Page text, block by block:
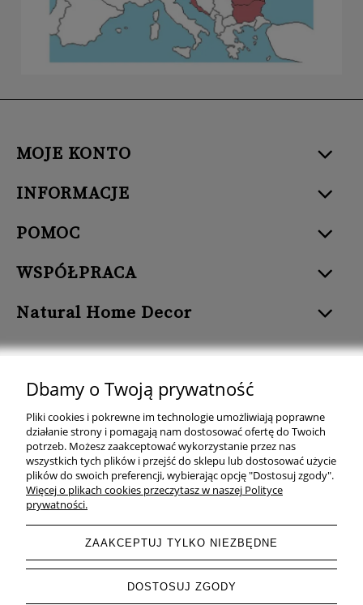
MOJE KONTO
INFORMACJE
POMOC
WSPÓŁPRACA
Natural Home Decor
Natural Home Decor | E-mail: sklep at naturalhomedecor.pl | Tel.:
507 707 299 | NIP: 7971800592 | REGON: 381429127
Copyright © 2026 - Naturalhomedecor.pl
Dbamy o Twoją prywatność
Pliki cookies i pokrewne im technologie umożliwiają poprawne
działanie strony i pomagają nam dostosować ofertę do Twoich
potrzeb. Możesz zaakceptować wykorzystanie przez nas
wszystkich tych plików i przejść do sklepu lub dostosować użycie
plików do swoich preferencji, wybierając opcję "Dostosuj zgody".
Więcej o plikach cookies przeczytasz w naszej Polityce
prywatności.
ZAAKCEPTUJ TYLKO NIEZBĘDNE
DOSTOSUJ ZGODY